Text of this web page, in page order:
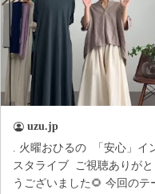
とまる一着です🌿 さら
に、5年前に販売していた、
TsugihagiガーゼTシャツが、
装い新たにリニューアルし
復刻😍 着用感やサイズ
感、細かなポイントは… 📺
イブで詳しくご紹介します！
ぜひライブで一緒にチェッ
してくださいね😊💕
uzu.jp
. 火曜おひるの 「安心」イ
スタライブ ご視聴ありがと
うございました🌻 今回のテー